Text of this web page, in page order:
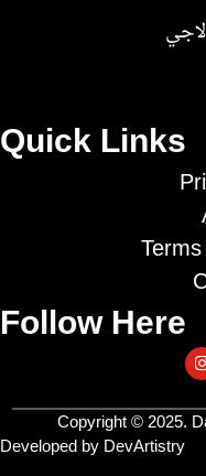
Quick Links
Follow Here
Copyright © 2025.
Developed by DevArtistry